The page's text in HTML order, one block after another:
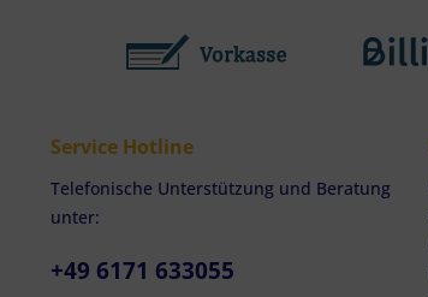
Service Hotline
Telefonische Unterstützung und Beratung
unter:
+49 6171 633055